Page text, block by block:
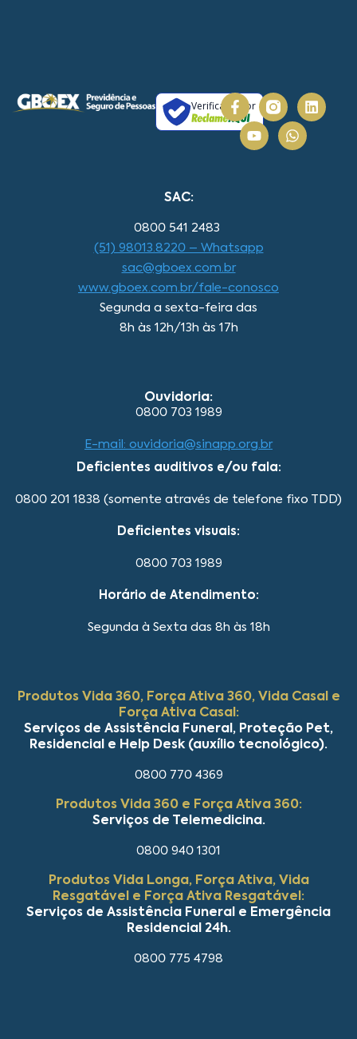
Verificada por
SAC:
0800 541 2483
(51) 98013.8220 – Whatsapp
sac@gboex.com.br
www.gboex.com.br/fale-conosco
Segunda a sexta-feira das
8h às 12h/13h às 17h
Ouvidoria:
0800 703 1989
E-mail: ouvidoria@sinapp.org.br
Deficientes auditivos e/ou fala:
0800 201 1838 (somente através de telefone fixo TDD)
Deficientes visuais:
0800 703 1989
Horário de Atendimento:
Segunda à Sexta das 8h às 18h
Produtos Vida 360, Força Ativa 360, Vida Casal e
Força Ativa Casal:
Serviços de Assistência Funeral, Proteção Pet,
Residencial e Help Desk (auxílio tecnológico).
0800 770 4369
Produtos Vida 360 e Força Ativa 360:
Serviços de Telemedicina.
0800 940 1301
Produtos Vida Longa, Força Ativa, Vida
Resgatável e Força Ativa Resgatável:
Serviços de Assistência Funeral e Emergência
Residencial 24h.
0800 775 4798